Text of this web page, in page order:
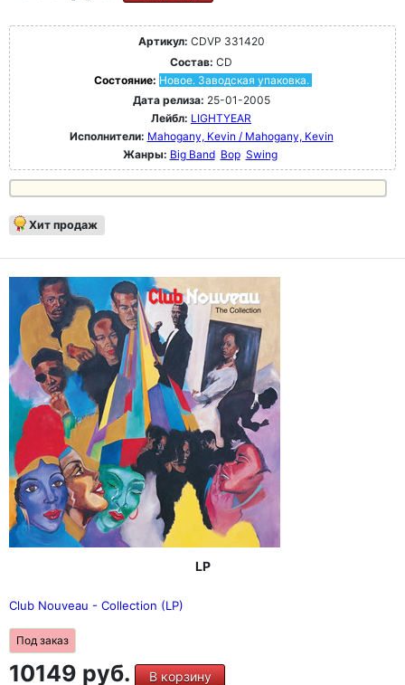
Артикул: CDVP 331420
Состав: CD
Состояние: Новое. Заводская упаковка.
Дата релиза: 25-01-2005
Лейбл: LIGHTYEAR
Исполнители: Mahogany, Kevin / Mahogany, Kevin
Жанры: Big Band Bop Swing
Хит продаж
LP
Club Nouveau - Collection (LP)
Под заказ
10149 руб. В корзину